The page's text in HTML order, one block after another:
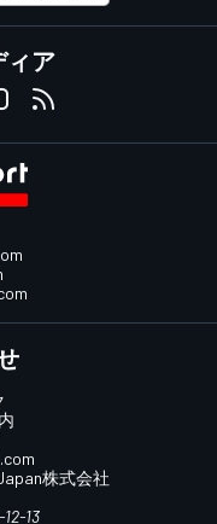
ィア
株式会社
13